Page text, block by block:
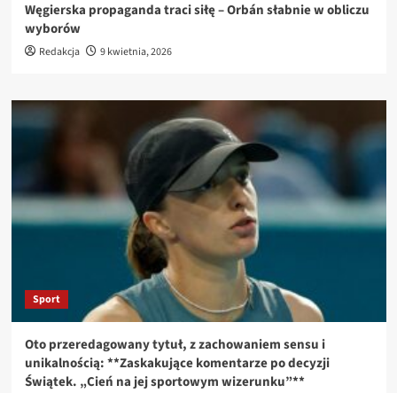
Węgierska propaganda traci siłę – Orbán słabnie w obliczu
wyborów
Redakcja 9 kwietnia, 2026
Sport
Oto przeredagowany tytuł, z zachowaniem sensu i
unikalnością: **Zaskakujące komentarze po decyzji
Świątek. „Cień na jej sportowym wizerunku”**